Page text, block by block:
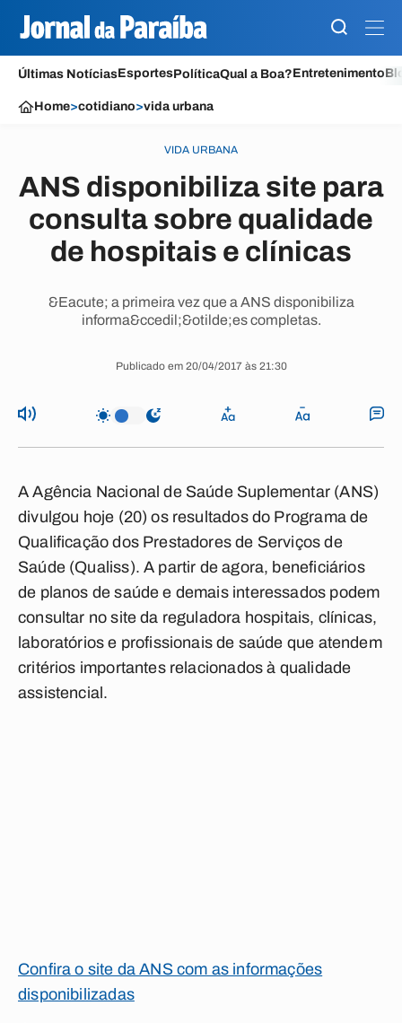
Últimas NotíciasEsportesPolíticaQual a Boa?Entretenimento
Home>cotidiano>vida urbana
VIDA URBANA
ANS disponibiliza site para
consulta sobre qualidade
de hospitais e clínicas
&Eacute; a primeira vez que a ANS disponibiliza
informa&ccedil;&otilde;es completas.
Publicado em 20/04/2017 às 21:30
A Agência Nacional de Saúde Suplementar (ANS)
divulgou hoje (20) os resultados do Programa de
Qualificação dos Prestadores de Serviços de
Saúde (Qualiss). A partir de agora, beneficiários
de planos de saúde e demais interessados podem
consultar no site da reguladora hospitais, clínicas,
laboratórios e profissionais de saúde que atendem
critérios importantes relacionados à qualidade
assistencial.
Confira o site da ANS com as informações
disponibilizadas